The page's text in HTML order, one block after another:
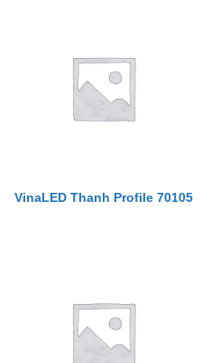
VinaLED Thanh Profile 70105